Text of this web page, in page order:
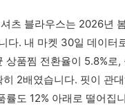
츠 블라우스는 2026년
다. 내 마켓 30일 데이터
상품찜 전환율이 5.8%로,
히 2배였습니다. 핏이 관
률도 12% 아래로 떨어집